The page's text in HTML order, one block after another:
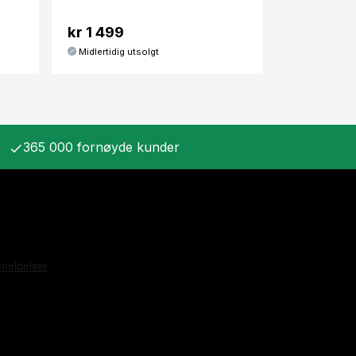
kr 1 499
Midlertidig utsolgt
check365 000 fornøyde kunder